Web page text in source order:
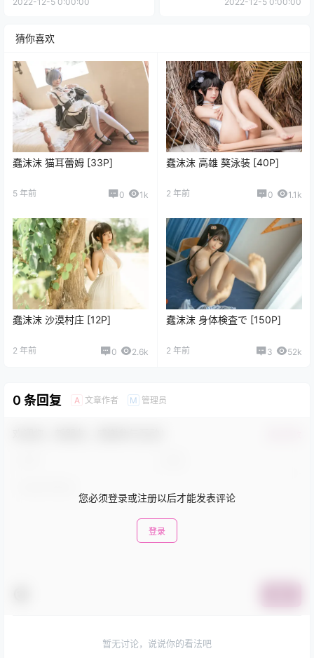
猜你喜欢
蠢沫沫 猫耳蕾姆 [33P]
5 年前 0 1k
蠢沫沫 高雄 獒泳装 [40P]
2 年前 0 1.1k
蠢沫沫 沙漠村庄 [12P]
2 年前 0 2.6k
蠢沫沫 身体検査で [150P]
2 年前 3 52k
0 条回复 A 文章作者 M 管理员
您必须登录或注册以后才能发表评论
登录
暂无讨论，说说你的看法吧